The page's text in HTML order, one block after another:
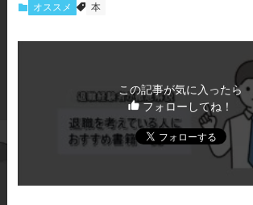
オススメ 本
この記事が気に入ったら
フォローしてね！